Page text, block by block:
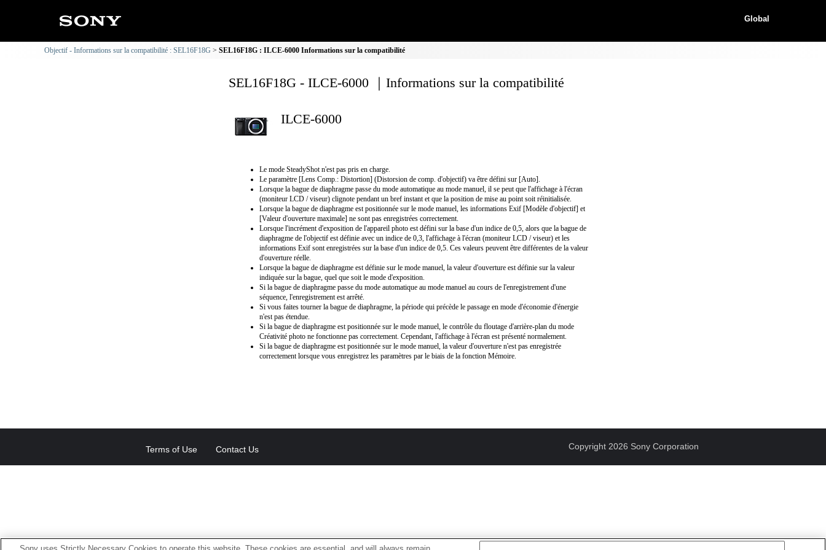
Global
Objectif - Informations sur la compatibilité : SEL16F18G SEL16F18G : ILCE-6000 Informations sur la compatibilité
SEL16F18G - ILCE-6000 ｜Informations sur la compatibilité
ILCE-6000
Le mode SteadyShot n'est pas pris en charge.
Le paramètre [Lens Comp.: Distortion] (Distorsion de comp. d'objectif) va être défini sur [Auto].
Lorsque la bague de diaphragme passe du mode automatique au mode manuel, il se peut que l'affichage à l'écran
(moniteur LCD / viseur) clignote pendant un bref instant et que la position de mise au point soit réinitialisée.
Lorsque la bague de diaphragme est positionnée sur le mode manuel, les informations Exif [Modèle d'objectif] et
[Valeur d'ouverture maximale] ne sont pas enregistrées correctement.
Lorsque l'incrément d'exposition de l'appareil photo est défini sur la base d'un indice de 0,5, alors que la bague de
diaphragme de l'objectif est définie avec un indice de 0,3, l'affichage à l'écran (moniteur LCD / viseur) et les
informations Exif sont enregistrées sur la base d'un indice de 0,5. Ces valeurs peuvent être différentes de la valeur
d'ouverture réelle.
Lorsque la bague de diaphragme est définie sur le mode manuel, la valeur d'ouverture est définie sur la valeur
indiquée sur la bague, quel que soit le mode d'exposition.
Si la bague de diaphragme passe du mode automatique au mode manuel au cours de l'enregistrement d'une
séquence, l'enregistrement est arrêté.
Si vous faites tourner la bague de diaphragme, la période qui précède le passage en mode d'économie d'énergie
n'est pas étendue.
Si la bague de diaphragme est positionnée sur le mode manuel, le contrôle du floutage d'arrière-plan du mode
Créativité photo ne fonctionne pas correctement. Cependant, l'affichage à l'écran est présenté normalement.
Si la bague de diaphragme est positionnée sur le mode manuel, la valeur d'ouverture n'est pas enregistrée
correctement lorsque vous enregistrez les paramètres par le biais de la fonction Mémoire.
Terms of Use Contact Us Copyright 2026 Sony Corporation